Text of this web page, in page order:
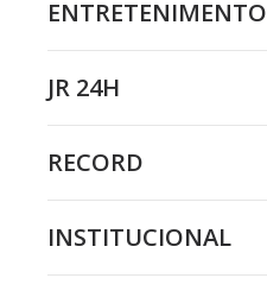
ENTRETENIMENTO
JR 24H
RECORD
INSTITUCIONAL